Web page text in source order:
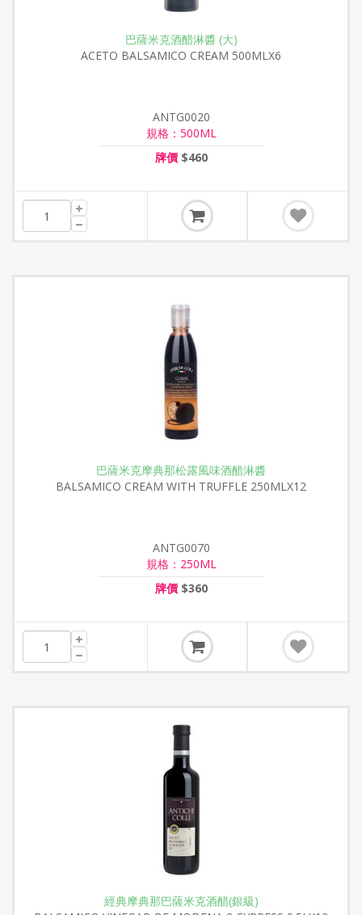
巴薩米克酒醋淋醬 (大)
ACETO BALSAMICO CREAM 500MLX6
ANTG0020
規格：500ML
牌價$460
巴薩米克摩典那松露風味酒醋淋醬
BALSAMICO CREAM WITH TRUFFLE 250MLX12
ANTG0070
規格：250ML
牌價$360
經典摩典那巴薩米克酒醋(銀級)